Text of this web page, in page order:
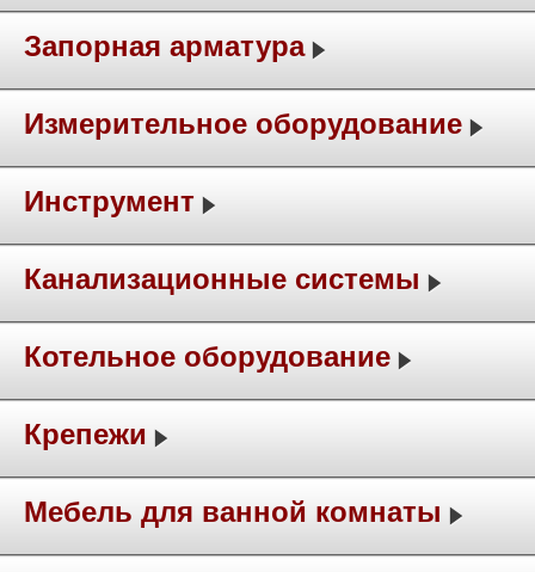
Запорная арматура
Измерительное оборудование
Инструмент
Канализационные системы
Котельное оборудование
Крепежи
Мебель для ванной комнаты